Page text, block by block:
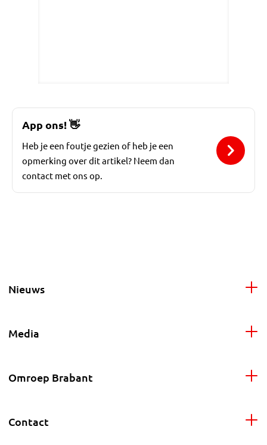
App ons!👋
Heb je een foutje gezien of heb je een
opmerking over dit artikel? Neem dan
contact met ons op.
Nieuws
Media
Omroep Brabant
Contact